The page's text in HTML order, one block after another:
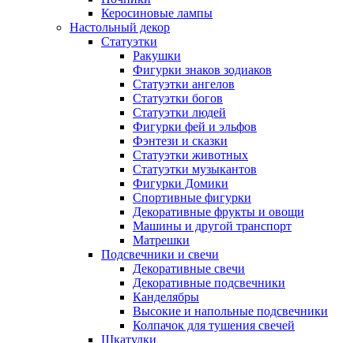
Керосиновые лампы
Настольный декор
Статуэтки
Ракушки
Фигурки знаков зодиаков
Статуэтки ангелов
Статуэтки богов
Статуэтки людей
Фигурки фей и эльфов
Фэнтези и сказки
Статуэтки животных
Статуэтки музыкантов
Фигурки Домики
Спортивные фигурки
Декоративные фрукты и овощи
Машины и другой транспорт
Матрешки
Подсвечники и свечи
Декоративные свечи
Декоративные подсвечники
Канделябры
Высокие и напольные подсвечники
Колпачок для тушения свечей
Шкатулки